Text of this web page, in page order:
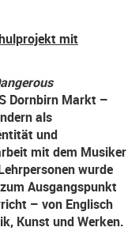
mit
Dornbirn Markt –
als
und
mit dem Musiker
wurde
Ausgangspunkt
– von Englisch
Kunst und Werken.